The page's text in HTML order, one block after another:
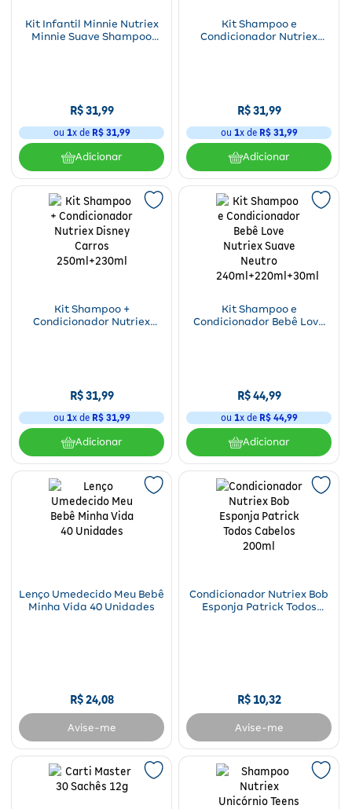
Kit Infantil Minnie Nutriex
Minnie Suave Shampoo
R$31,99
ou 1x de R$ 31,99
Adicionar
Kit Shampoo e
Condicionador Nutriex
R$31,99
ou 1x de R$ 31,99
Adicionar
Kit Shampoo +
Condicionador Nutriex
R$31,99
ou 1x de R$ 31,99
Adicionar
Kit Shampoo e
Condicionador Bebê Love
R$44,99
ou 1x de R$ 44,99
Adicionar
Lenço Umedecido Meu Bebê
Minha Vida 40 Unidades
R$24,08
Avise-me
Condicionador Nutriex Bob
Esponja Patrick Todos
R$10,32
Avise-me
Saúde Feminina
Oftalmológicos
Saúde Masculina
Psicoativos e Hormonais
Medicamentos especiais
Cuidados com a Pele
Protetor Solar
Limpeza de pele
Cabelos
Alimentação
Bebidas
Havaianas
Papelaria
Utilidades domésticos
Nutrição esportiva
Primeiros socorros
Suplementos
Ortopédicos
Multilaser
Positivo
Ver todos
Cuidados intímos
Desodorantes
Cuidados geriátricos